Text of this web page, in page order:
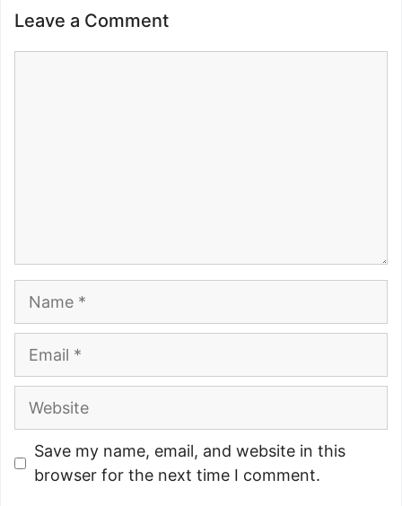
Leave a Comment
Website
Save my name, email, and website in this
browser for the next time I comment.